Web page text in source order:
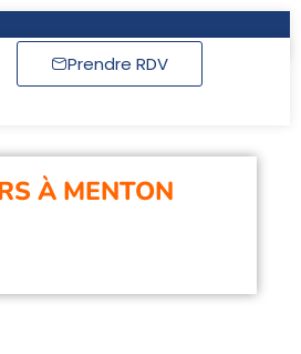
Prendre RDV
À MENTON